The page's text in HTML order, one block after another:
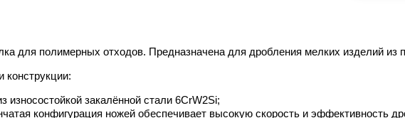
для полимерных отходов. Предназначена для дробления мелких изделий из
конструкции:
износостойкой закалённой стали 6CrW2Si;
конфигурация ножей обеспечивает высокую скорость и эффективность